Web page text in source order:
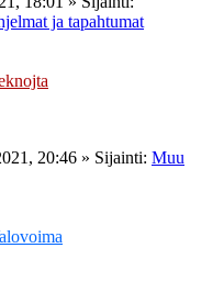
ja tapahtumat
20:46 » Sijainti: Muu